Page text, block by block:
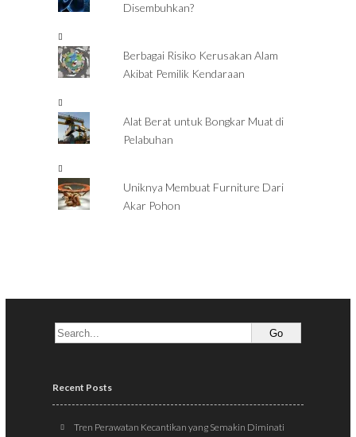
Disembuhkan?
Berbagai Risiko Kerusakan Alam
Akibat Pemilik Kendaraan
Alat Berat untuk Bongkar Muat di
Pelabuhan
Uniknya Membuat Furniture Dari
Akar Pohon
Recent Posts
Tren Perawatan Kecantikan yang Semakin Diminati